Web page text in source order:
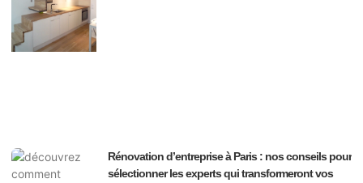
Rénovation d’entreprise à Paris : nos conseils pour
sélectionner les experts qui transformeront vos